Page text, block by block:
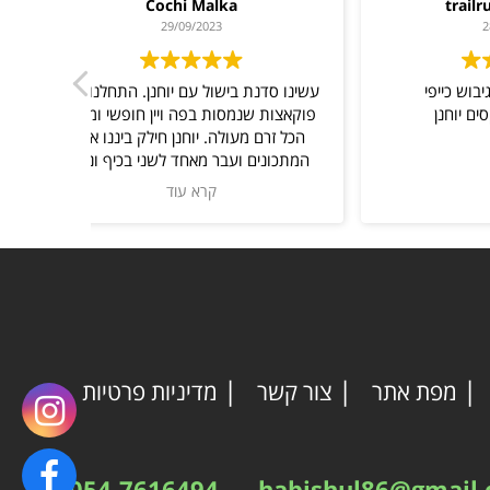
מאוד.
trailrunning.israel
28/09/2023
סדנת בישול ליום גיבוש כייפי
תודה לשף המקסים יוחנן
מפת אתר צור קשר מדיניות פרטיות